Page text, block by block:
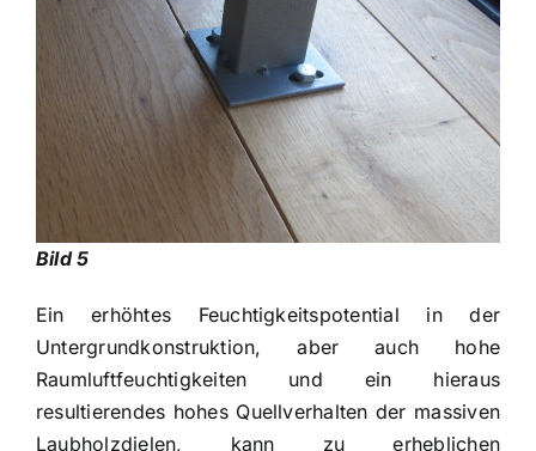
Bild 5
Ein erhöhtes Feuchtigkeitspotential in der
Untergrundkonstruktion, aber auch hohe
Raumluftfeuchtigkeiten und ein hieraus
resultierendes hohes Quellverhalten der massiven
Laubholzdielen, kann zu erheblichen